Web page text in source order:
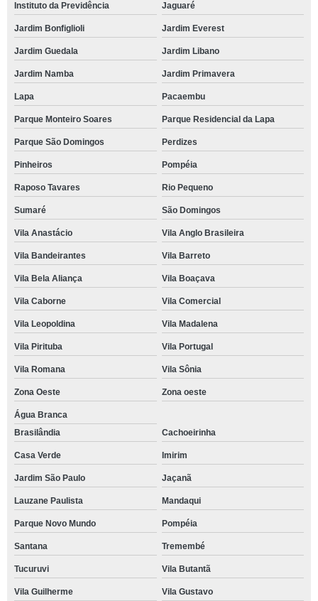
Instituto da Previdência Jaguaré
Jardim Bonfiglioli Jardim Everest
Jardim Guedala Jardim Libano
Jardim Namba Jardim Primavera
Lapa Pacaembu
Parque Monteiro Soares Parque Residencial da Lapa
Parque São Domingos Perdizes
Pinheiros Pompéia
Raposo Tavares Rio Pequeno
Sumaré São Domingos
Vila Anastácio Vila Anglo Brasileira
Vila Bandeirantes Vila Barreto
Vila Bela Aliança Vila Boaçava
Vila Caborne Vila Comercial
Vila Leopoldina Vila Madalena
Vila Pirituba Vila Portugal
Vila Romana Vila Sônia
Zona Oeste Zona oeste
Água Branca
Brasilândia
Cachoeirinha
Casa Verde Imirim
Jardim São Paulo Jaçanã
Lauzane Paulista Mandaqui
Parque Novo Mundo Pompéia
Santana Tremembé
Tucuruvi Vila Butantã
Vila Guilherme Vila Gustavo